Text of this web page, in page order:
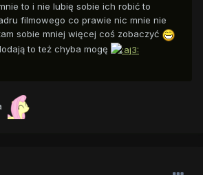
to i nie lubię sobie ich robić to
filmowego co prawie nic mnie nie
sobie mniej więcej coś zobaczyć
to też chyba mogę